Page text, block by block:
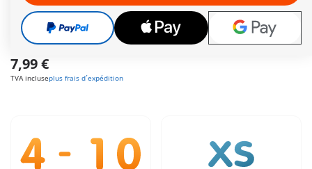
Le délai de livraison est actuellement de 2 à 4 jours
ouvrés
Livraison gratuite à partir de 40 €
7,99 €
TVA incluseplus frais d´expédition